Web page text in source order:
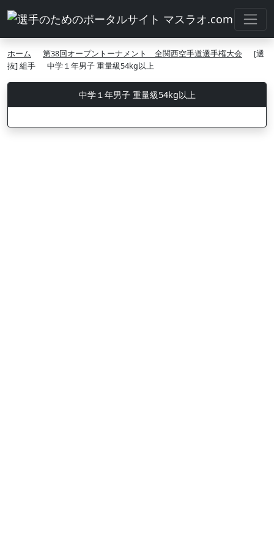
ホーム 第38回オープントーナメント 全関西空手道選手権大会
[選
抜] 組手
中学１年男子 重量級54kg以上
中学１年男子 重量級54kg以上